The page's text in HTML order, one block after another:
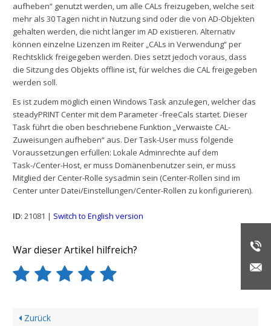
aufheben“ genutzt werden, um alle CALs freizugeben, welche seit
mehr als 30 Tagen nicht in Nutzung sind oder die von AD-Objekten
gehalten werden, die nicht länger im AD existieren. Alternativ
können einzelne Lizenzen im Reiter „CALs in Verwendung“ per
Rechtsklick freigegeben werden. Dies setzt jedoch voraus, dass
die Sitzung des Objekts offline ist, für welches die CAL freigegeben
werden soll.
Es ist zudem möglich einen Windows Task anzulegen, welcher das
steadyPRINT Center mit dem Parameter -freeCals startet. Dieser
Task führt die oben beschriebene Funktion „Verwaiste CAL-
Zuweisungen aufheben“ aus. Der Task-User muss folgende
Voraussetzungen erfüllen: Lokale Adminrechte auf dem
Task-/Center-Host, er muss Domänenbenutzer sein, er muss
Mitglied der Center-Rolle sysadmin sein (Center-Rollen sind im
Center unter Datei/Einstellungen/Center-Rollen zu konfigurieren).
ID: 21081 | Switch to English version
War dieser Artikel hilfreich?
Zurück